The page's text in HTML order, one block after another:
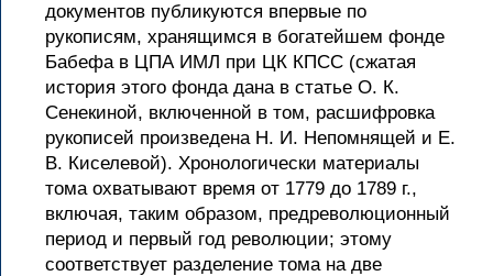
документов публикуются впервые по
рукописям, хранящимся в богатейшем фонде
Бабефа в ЦПА ИМЛ при ЦК КПСС (сжатая
история этого фонда дана в статье О. К.
Сенекиной, включенной в том, расшифровка
рукописей произведена Н. И. Непомнящей и Е.
В. Киселевой). Хронологически материалы
тома охватывают время от 1779 до 1789 г.,
включая, таким образом, предреволюционный
период и первый год революции; этому
соответствует разделение тома на две